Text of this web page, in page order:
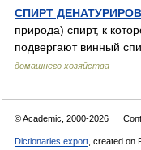
СПИРТ
природа) спирт, к
подвергают винный
домашнего хозяйства
© Academic, 2000-2026
Dictionaries export , created on